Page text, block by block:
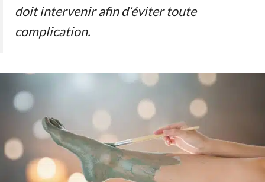
doit intervenir afin d’éviter toute
complication.